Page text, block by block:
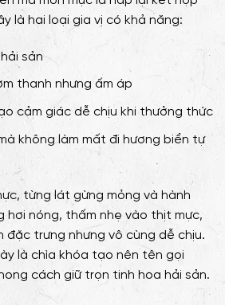
là hai loại gia vị có khả năng:
sản
thanh nhưng ấm áp
cảm giác dễ chịu khi thưởng thức
không làm mất đi hương biển tự
từng lát gừng mỏng và hành
hơi nóng, thấm nhẹ vào thịt mực,
đặc trưng nhưng vô cùng dễ chịu.
là chìa khóa tạo nên tên gọi
cách giữ trọn tinh hoa hải sản.